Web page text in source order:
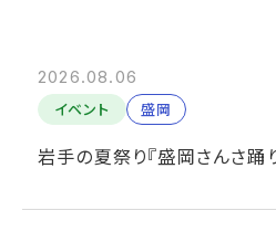
2026.08.06
イベント
盛岡
岩手の夏祭り『盛岡さんさ踊